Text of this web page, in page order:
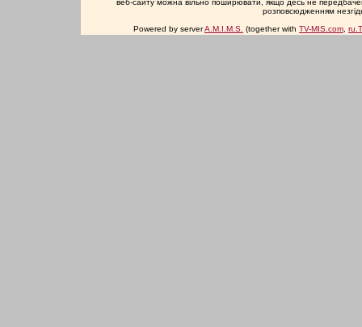
веб-сайту можна вільно поширювати, якщо десь не
розповсюдженням
Powered by serverA.M.I.M.S. (together with TV-MIS.com